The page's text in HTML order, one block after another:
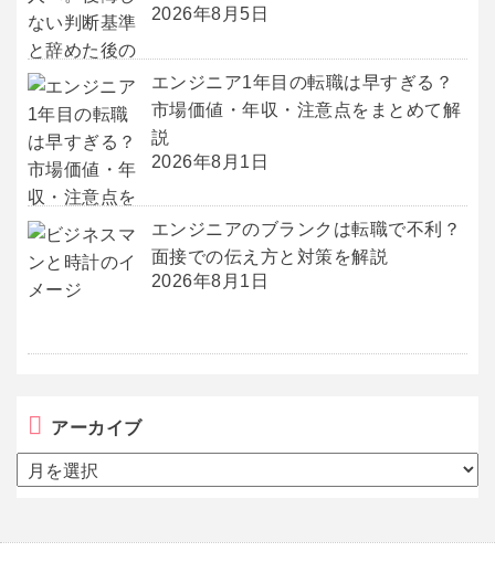
2026年8月5日
エンジニア1年目の転職は早すぎる？
市場価値・年収・注意点をまとめて解
説
2026年8月1日
エンジニアのブランクは転職で不利？
面接での伝え方と対策を解説
2026年8月1日
アーカイブ
ア
ー